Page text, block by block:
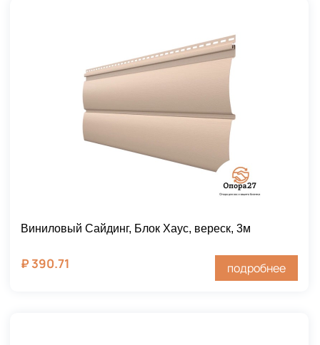
Виниловый Сайдинг, Блок Хаус, вереск, 3м
₽ 390.71 подробнее